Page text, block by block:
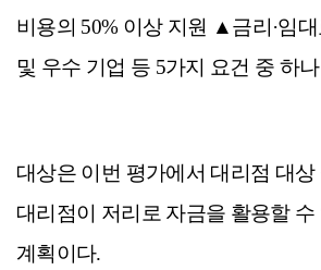
비용의 50% 이상 지원 ▲금리·임
및 우수 기업 등 5가지 요건 중 하
대상은 이번 평가에서 대리점 대
대리점이 저리로 자금을 활용할
계획이다.